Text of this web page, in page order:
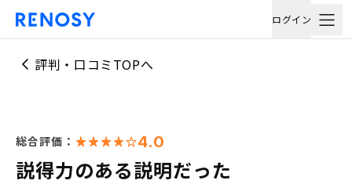
ログイン
評判・口コミTOPへ
総合評価： 4.0
説得力のある説明だった